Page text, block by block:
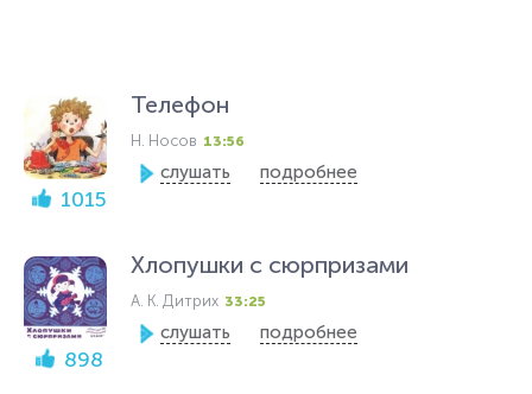
1015
Телефон
Н. Носов 13:56
слушать подробнее
898
Хлопушки с сюрпризами
А. К. Дитрих 33:25
слушать подробнее